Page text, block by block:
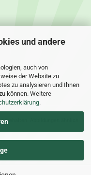
und andere
auch von
der Website zu
zu analysieren und Ihnen
können. Weitere
.
Abbildungen ähnlich.